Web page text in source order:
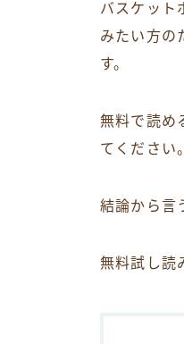
バスケット
みたい方の
す。
無料で読め
てください。
結論から言
無料試し読